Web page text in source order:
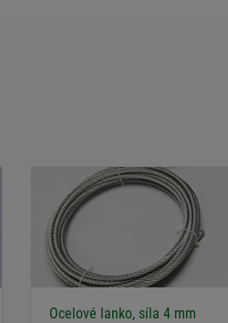
Ocelové lanko, síla 4 mm